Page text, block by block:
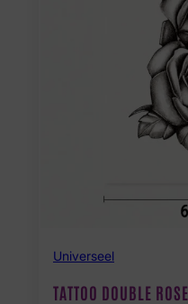
Universeel
TATTOO DOUBLE ROSE